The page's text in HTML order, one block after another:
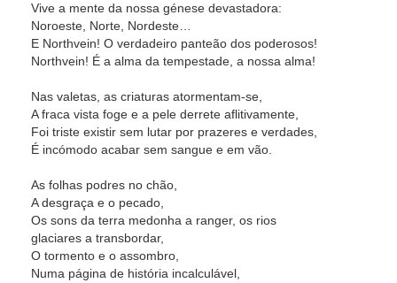
Vive a mente da nossa génese devastadora:
Noroeste, Norte, Nordeste…
E Northvein! O verdadeiro panteão dos poderosos!
Northvein! É a alma da tempestade, a nossa alma!
Nas valetas, as criaturas atormentam-se,
A fraca vista foge e a pele derrete aflitivamente,
Foi triste existir sem lutar por prazeres e verdades,
É incómodo acabar sem sangue e em vão.
As folhas podres no chão,
A desgraça e o pecado,
Os sons da terra medonha a ranger, os rios
glaciares a transbordar,
O tormento e o assombro,
Numa página de história incalculável,